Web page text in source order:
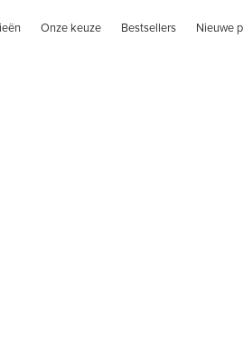
Onze keuze Bestsellers Nieuwe